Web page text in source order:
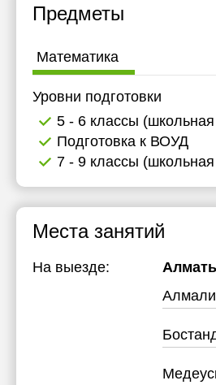
Предметы
Математика
Уровни подготовки
5 - 6 классы
Подготовка к ВОУД
7 - 9 классы
Места занятий
На выезде:
12:30
13:30
14:00
14:30
15:00
16:00